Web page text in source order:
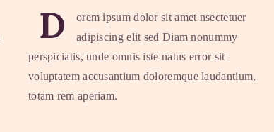
D
orem ipsum dolor sit amet nsectetuer
adipiscing elit sed Diam nonummy
perspiciatis, unde omnis iste natus error sit
voluptatem accusantium doloremque laudantium,
totam rem aperiam.